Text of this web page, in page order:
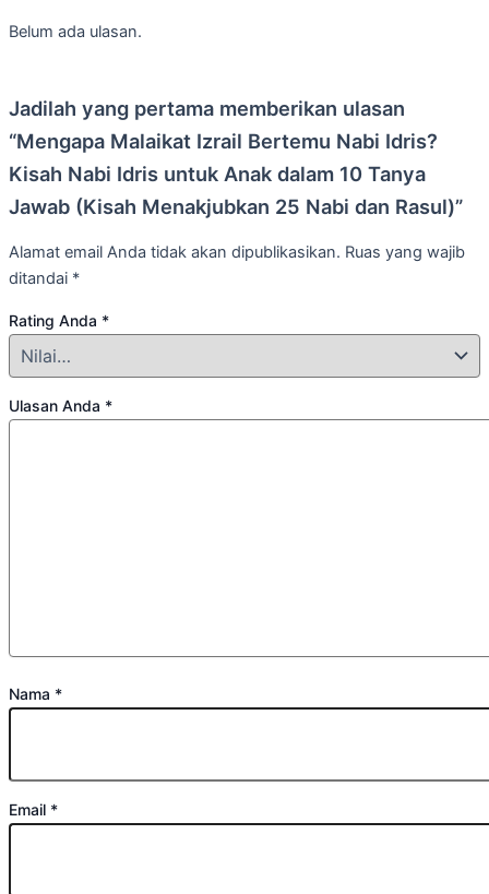
Belum ada ulasan.
Jadilah yang pertama memberikan ulasan
“Mengapa Malaikat Izrail Bertemu Nabi Idris?
Kisah Nabi Idris untuk Anak dalam 10 Tanya
Jawab (Kisah Menakjubkan 25 Nabi dan Rasul)”
Alamat email Anda tidak akan dipublikasikan. Ruas yang wajib
ditandai *
Rating Anda *
Ulasan Anda *
Nama *
Email *